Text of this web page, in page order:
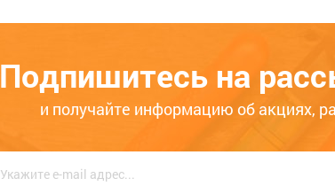
Подпишитесь на
и получайте информацию об акциях,